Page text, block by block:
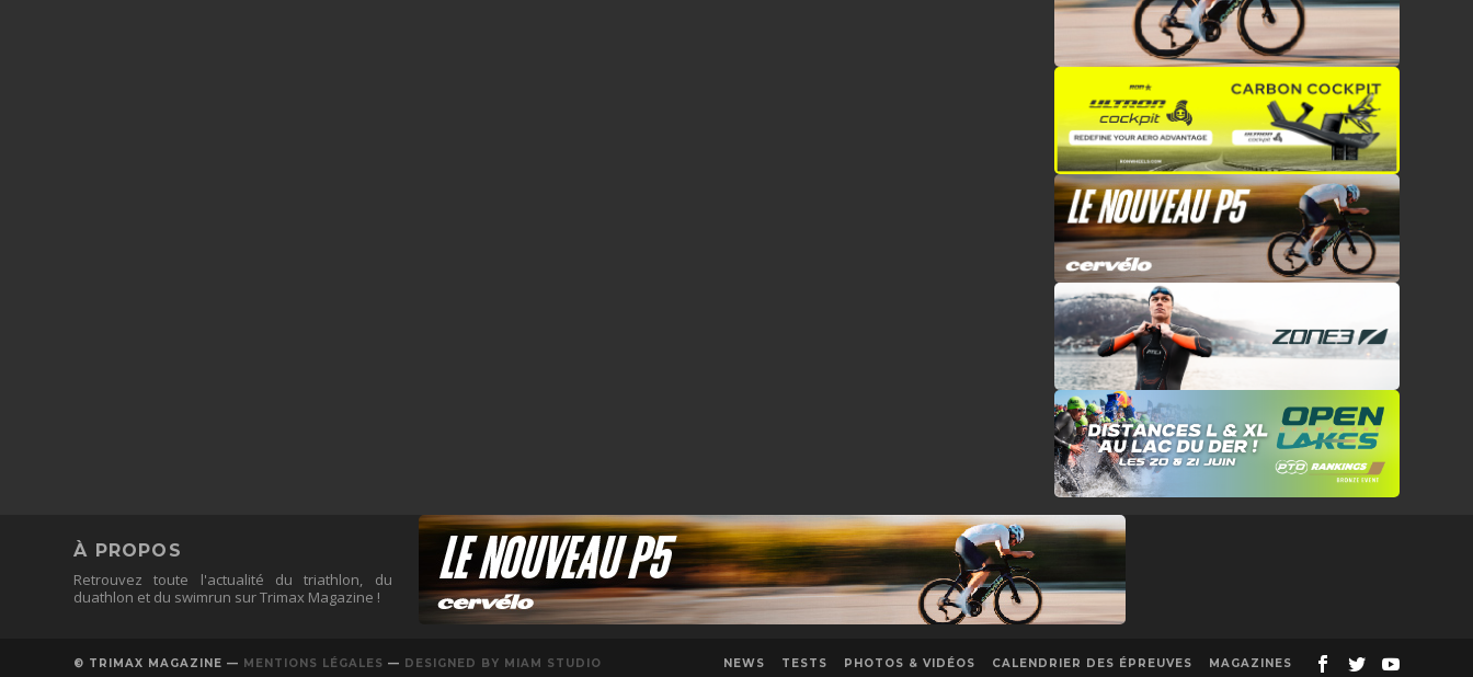
À PROPOS
Retrouvez toute l'actualité du triathlon, du
duathlon et du swimrun sur Trimax Magazine !
© TRIMAX MAGAZINE — MENTIONS LÉGALES — DESIGNED BY MIAM STUDIO NEWS TESTS PHOTOS & VIDÉOS CALENDRIER DES ÉPREUVES MAGAZINES